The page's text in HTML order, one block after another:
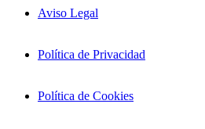
Aviso Legal
Política de Privacidad
Política de Cookies